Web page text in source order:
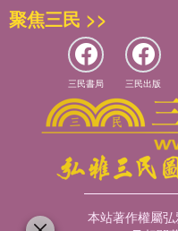
聚焦三民 >>
三民書局 三民出版
本站著作權屬